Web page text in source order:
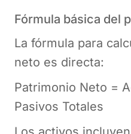
Fórmula básica del
La fórmula para
neto es directa:
Patrimonio Neto =
Pasivos Totales